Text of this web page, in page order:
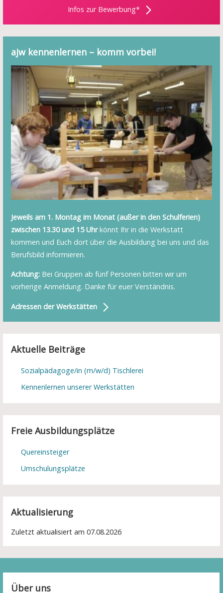
Infos zur Bewerbung*
ajw kennenlernen – komm vorbei!
Jeweils am 1. Montag im Monat (außer in den Schulferien)
zwischen 13.30 und 15 Uhrkönnt Ihr in die Werkstatt
kommen und Euch dort über die Ausbildung bei uns und das
Berufsbild informieren.
Achtung: Bei Gruppen ab fünf Personen bitten wir um
vorherige Anmeldung. Danke für euer Verständnis.
Adressen der Werkstätten
Aktuelle Beiträge
Sozialpädagoge/in (m/w/d) Tischlerei
Kennenlernen unserer Werkstätten
Freie Ausbildungsplätze
Quereinsteiger
Umschulungsplätze
Aktualisierung
Zuletzt aktualisiert am 07.08.2026
Über uns